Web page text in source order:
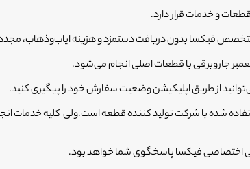
فیکسا بدون دریافت دستمزد و هزینه ایاب‌وذهاب،
جاروبرقی با قطعات اصلی انجام می‌شود.
اختصاصی فیکسا پاسخگوی شما خواهد بود.